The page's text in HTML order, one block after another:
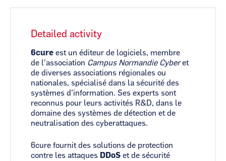
Detailed activity
6cure est un éditeur de logiciels, membre
de l'association Campus Normandie Cyberet
de diverses associations régionales ou
nationales, spécialisé dans la sécurité des
systèmes d’information. Ses experts sont
reconnus pour leurs activités R&D, dans le
domaine des systèmes de détection et de
neutralisation des cyberattaques.
6cure fournit des solutions de protection
contre les attaques DDoS et de sécurité